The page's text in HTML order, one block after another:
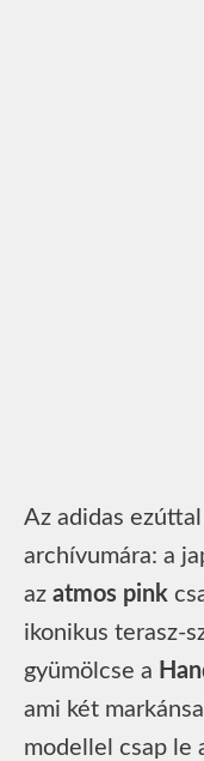
Az adidas
archívumára: a
az atmos pink
ikonikus terasz-
gyümölcse a
ami két
modellel csap le